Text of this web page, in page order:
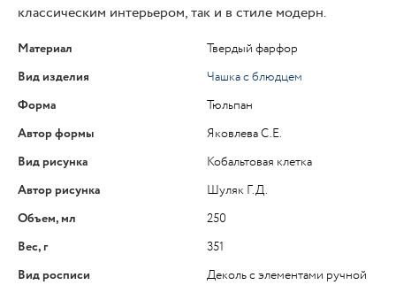
классическим интерьером, так и в стиле модерн.
Материал
Твердый фарфор
Вид изделия
Чашка с блюдцем
Форма
Тюльпан
Автор формы
Яковлева С.Е.
Вид рисунка
Кобальтовая клетка
Автор рисунка
Шуляк Г.Д.
Объем, мл
250
Вес, г
351
Вид росписи
Деколь с элементами ручной